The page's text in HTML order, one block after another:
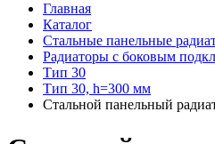
Главная
Каталог
Стальные панельные
Радиаторы c боковым
Тип 30
Тип 30, h=300 мм
Стальной панельный